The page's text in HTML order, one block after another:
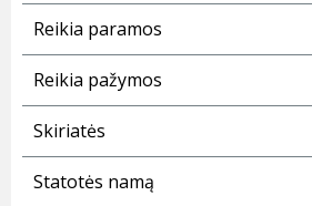
Reikia paramos
Reikia pažymos
Skiriatės
Statotės namą